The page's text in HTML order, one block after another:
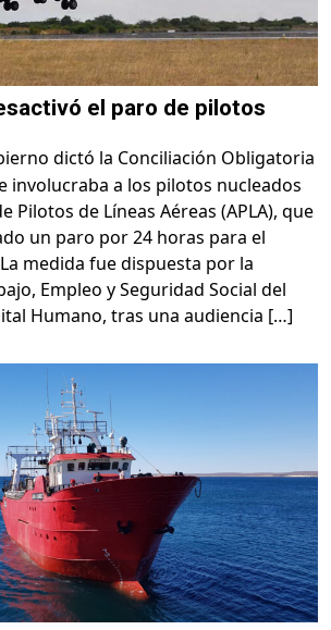
el paro de pilotos
dictó la Conciliación Obligatoria
involucraba a los pilotos nucleados
Pilotos de Líneas Aéreas (APLA), que
un paro por 24 horas para el
medida fue dispuesta por la
Empleo y Seguridad Social del
Humano, tras una audiencia […]